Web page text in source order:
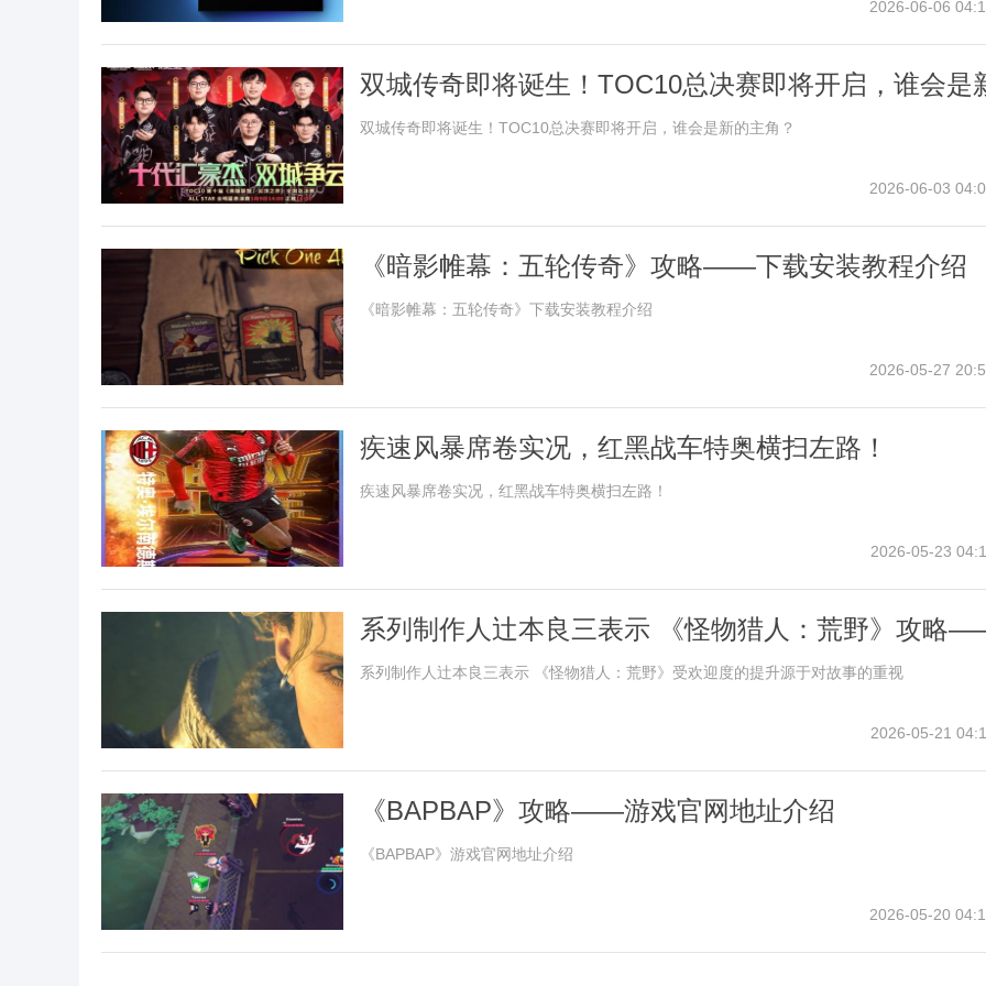
2026-06-06
双城传奇即将诞生！TOC10总决赛即将开启，谁会是
的主角？
双城传奇即将诞生！TOC10总决赛即将开启，谁会是新的主角？
2026-06-03
《暗影帷幕：五轮传奇》攻略——下载安装教程介绍
《暗影帷幕：五轮传奇》下载安装教程介绍
2026-05-27
疾速风暴席卷实况，红黑战车特奥横扫左路！
疾速风暴席卷实况，红黑战车特奥横扫左路！
2026-05-23
系列制作人辻本良三表示 《怪物猎人：荒野》攻略
受欢迎度的提升源于对故事的重视
系列制作人辻本良三表示 《怪物猎人：荒野》受欢迎度的提升源于对故事的重视
2026-05-21
《BAPBAP》攻略——游戏官网地址介绍
《BAPBAP》游戏官网地址介绍
2026-05-20